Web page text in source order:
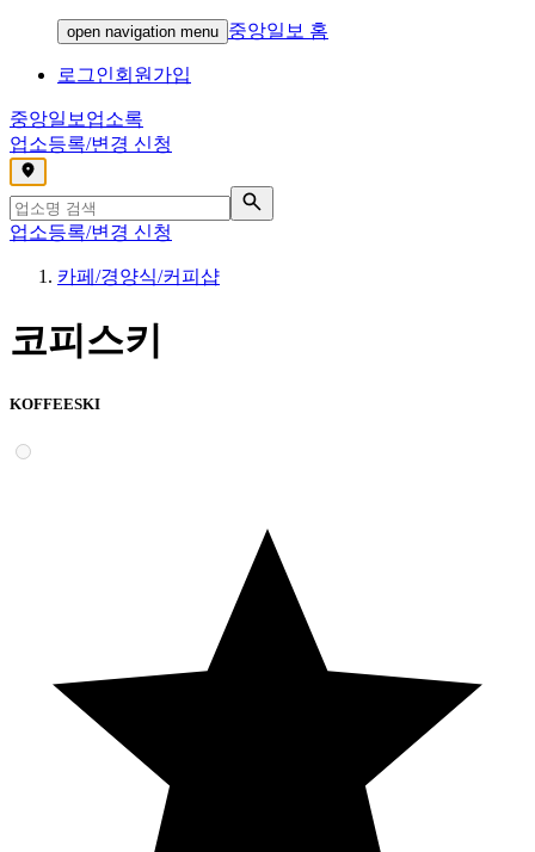
open navigation menu 중앙일보 홈
로그인회원가입
중앙일보 업소록
업소등록/변경 신청
,
업소등록/변경 신청
카페/경양식/커피샵
코피스키
KOFFEESKI